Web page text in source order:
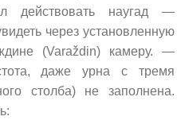
действовать наугад —
через установленную
(Varaždin) камеру. —
даже урна с тремя
столба) не заполнена.